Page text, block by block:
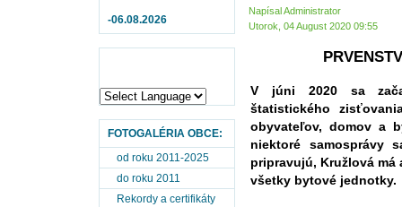
-06.08.2026
FOTOGALÉRIA OBCE:
od roku 2011-2025
do roku 2011
Rekordy a certifikáty
Napísal Administrator
Utorok, 04 August 2020 09:55
V júni 2020 sa
štatistického
obyvateľov, domov a
niektoré samosprávy
pripravujú, Kružlová má
všetky bytové jednotky.